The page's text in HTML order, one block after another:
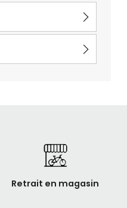
Retrait en magasin